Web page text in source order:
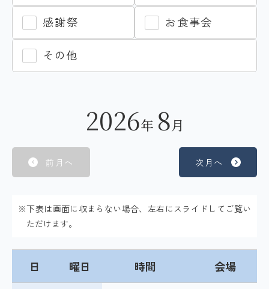
感謝祭 お食事会
その他
2026年 8月
前月へ 次月へ
※下表は画面に収まらない場合、左右にスライドしてご覧い
ただけます。
日 曜日 時間 会場